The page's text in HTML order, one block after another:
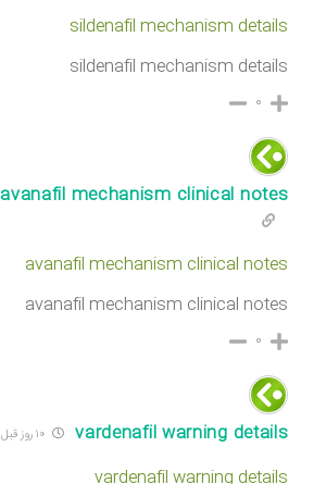
sildenafil mechanism details
sildenafil mechanism details
۰
avanafil mechanism clinical notes
avanafil mechanism clinical notes
avanafil mechanism clinical notes
۰
vardenafil warning details
vardenafil warning details